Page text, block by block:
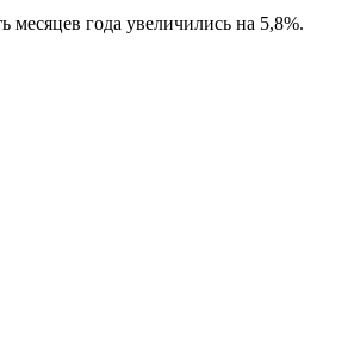
года увеличились на 5,8%.